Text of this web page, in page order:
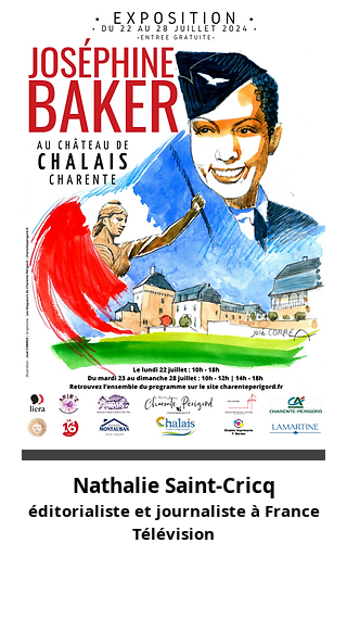
Nathalie Saint-Cricq
éditorialiste et journaliste à France
Télévision